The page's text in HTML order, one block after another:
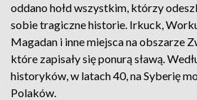
oddano hołd wszystkim, którzy
sobie tragiczne historie. Irkuck,
Magadan i inne miejsca na obszarze
które zapisały się ponurą sławą.
historyków, w latach 40, na Syberię
Polaków.